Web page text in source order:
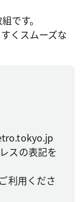
です。
くスムーズな
スの表記を
利用くださ